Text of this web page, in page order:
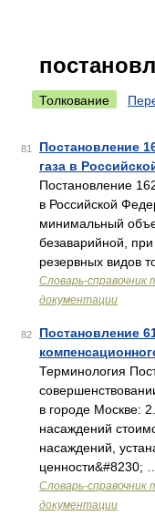
Толкование
81
Постановление
газа в
Постановление
в Российской
минимальный
безаварийной,
резервных видов
Словарь-
документации
82
Постановление
Терминология
в городе Москве:
насаждений
насаждений,
ценности&#8230; …
Словарь-
документации